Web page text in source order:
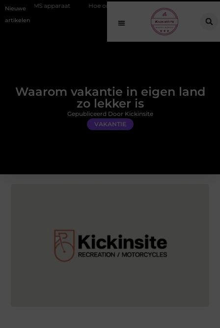
Nieuwe
artikelen
Hoe online vindbaarheid verandert in 2026
Waarom vakantie in eigen land
zo lekker is
VAKANTIE
Gepubliceerd Door Kickinsite